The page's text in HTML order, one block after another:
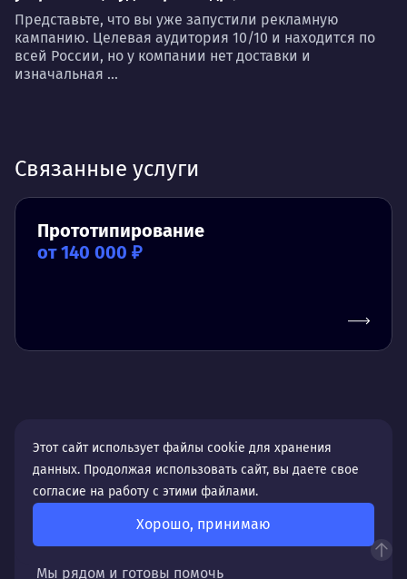
Представьте, что вы уже запустили рекламную
кампанию. Целевая аудитория 10/10 и находится по
всей России, но у компании нет доставки и
изначальная ...
Связанные услуги
Прототипирование
от 140 000 ₽
Оставьте заявку, и мы ответим
на все ваши вопросы
Мы рядом и готовы помочь
Этот сайт использует файлы cookie для хранения
данных. Продолжая использовать сайт, вы даете свое
согласие на работу с этими файлами.
Хорошо, принимаю